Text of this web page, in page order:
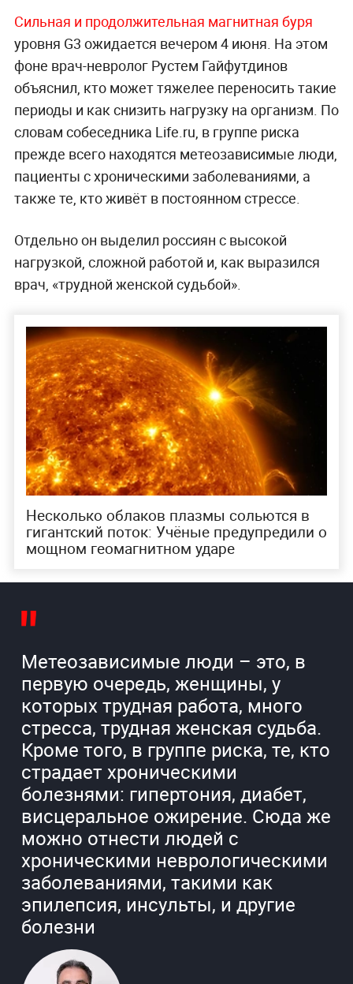
Сильная и продолжительная магнитная буря
уровня G3 ожидается вечером 4 июня. На этом
фоне врач-невролог Рустем Гайфутдинов
объяснил, кто может тяжелее переносить такие
периоды и как снизить нагрузку на организм. По
словам собеседника Life.ru, в группе риска
прежде всего находятся метеозависимые люди,
пациенты с хроническими заболеваниями, а
также те, кто живёт в постоянном стрессе.
Отдельно он выделил россиян с высокой
нагрузкой, сложной работой и, как выразился
врач, «трудной женской судьбой».
Несколько облаков плазмы сольются в
гигантский поток: Учёные предупредили о
мощном геомагнитном ударе
Метеозависимые люди – это, в
первую очередь, женщины, у
которых трудная работа, много
стресса, трудная женская судьба.
Кроме того, в группе риска, те, кто
страдает хроническими
болезнями: гипертония, диабет,
висцеральное ожирение. Сюда же
можно отнести людей с
хроническими неврологическими
заболеваниями, такими как
эпилепсия, инсульты, и другие
болезни